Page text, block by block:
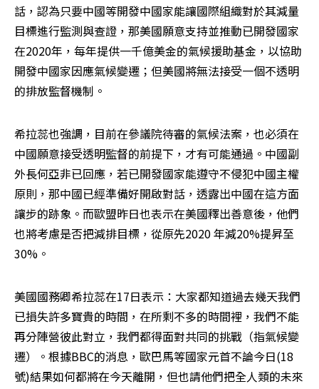
話，認為只要中國等開發中國家能讓國際組織對於其減量
目標進行監測與查證，那美國願意支持並推動已開發國家
在2020年，每年提供一千億美金的氣候援助基金，以協助
開發中國家因應氣候變遷；但美國將無法接受一個不透明
的排放監督機制。
希拉蕊也強調，目前在參議院待審的氣候法案，也必須在
中國願意接受透明監督的前提下，才有可能通過。中國副
外長何亞非已回應，若已開發國家能遵守不侵犯中國主權
原則，那中國已經準備好開啟對話，透露出中國在這方面
讓步的跡象。而歐盟昨日也表示在美國釋出善意後，他們
也將考慮是否把減排目標，從原先2020 年減20%提昇至
30%。
美國國務卿希拉蕊在17日表示：大家都知道過去幾天我們
已損失許多寶貴的時間，在所剩不多的時間裡，我們不能
再分陣營彼此對立，我們都得面對共同的挑戰（指氣候變
遷）。根據BBC的消息，歐巴馬等國家元首不論今日(18
號)結果如何都將在今天離開，但也請他們把全人類的未來